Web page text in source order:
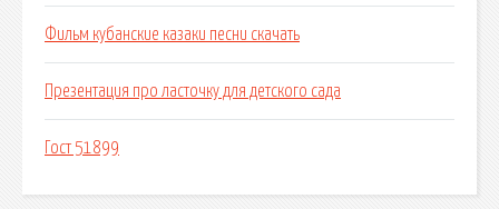
Фильм кубанские казаки песни скачать
Презентация про ласточку для детского сада
Гост 51899